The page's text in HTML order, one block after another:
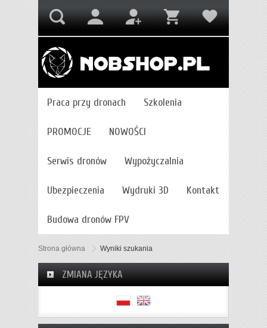
Praca przy dronach Szkolenia
PROMOCJE NOWOŚCI
Serwis dronów Wypożyczalnia
Ubezpieczenia Wydruki 3D Kontakt
Budowa dronów FPV
Strona główna Wyniki szukania
ZMIANA JĘZYKA